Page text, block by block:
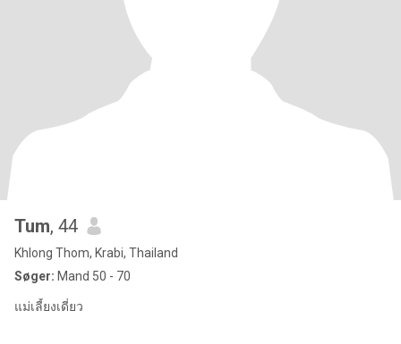
Tum, 44
Khlong Thom, Krabi, Thailand
Søger: Mand 50 - 70
แม่เลี้ยงเดี่ยว